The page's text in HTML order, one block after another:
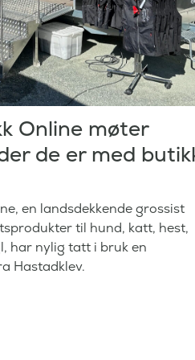
Online møter
de er med
en landsdekkende grossist
til hund, katt, hest,
har nylig tatt i bruk en
Hastadklev.